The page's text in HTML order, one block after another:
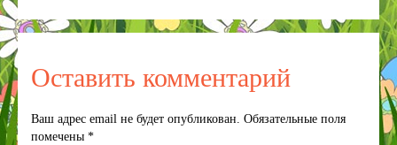
Оставить комментарий
Ваш адрес email не будет опубликован. Обязательные поля
помечены *